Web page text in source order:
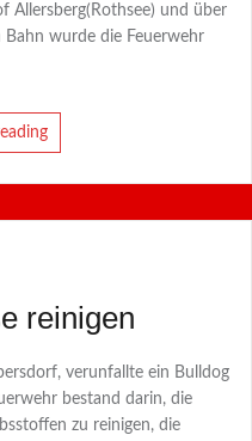
Allersberg(Rothsee) und über
wurde die Feuerwehr
reinigen
verunfallte ein Bulldog
bestand darin, die
zu reinigen, die